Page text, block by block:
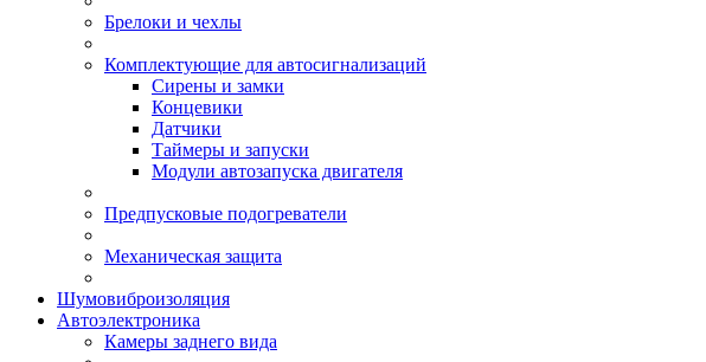
Брелоки и чехлы
Комплектующие для автосигнализаций
Сирены и замки
Концевики
Датчики
Таймеры и запуски
Модули автозапуска двигателя
Предпусковые подогреватели
Механическая защита
Шумовиброизоляция
Автоэлектроника
Камеры заднего вида